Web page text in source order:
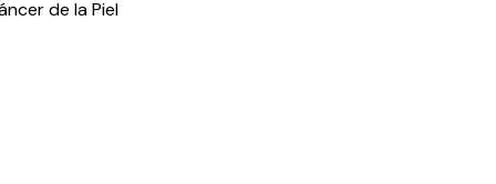
de la Piel